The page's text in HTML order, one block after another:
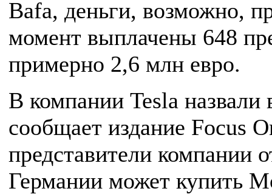
Bafa, деньги, возможно,
момент выплачены 648
примерно 2,6 млн евро.
В компании Tesla
сообщает издание Focus
представители компании
Германии может купить